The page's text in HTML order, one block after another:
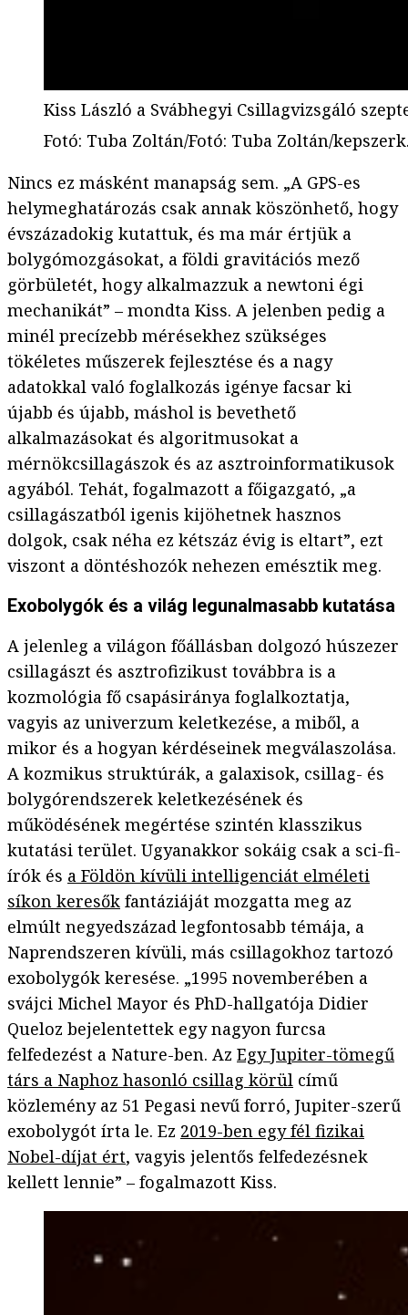
Kiss László a Svábhegyi Csillagvizsgáló
Fotó: Tuba Zoltán/Fotó: Tuba Zoltán/
Nincs ez másként manapság sem. „A GPS-es
helymeghatározás csak annak köszönhető, hogy
évszázadokig kutattuk, és ma már értjük a
bolygómozgásokat, a földi gravitációs mező
görbületét, hogy alkalmazzuk a newtoni égi
mechanikát” – mondta Kiss. A jelenben pedig a
minél precízebb mérésekhez szükséges
tökéletes műszerek fejlesztése és a nagy
adatokkal való foglalkozás igénye facsar ki
újabb és újabb, máshol is bevethető
alkalmazásokat és algoritmusokat a
mérnökcsillagászok és az asztroinformatikusok
agyából. Tehát, fogalmazott a főigazgató, „a
csillagászatból igenis kijöhetnek hasznos
dolgok, csak néha ez kétszáz évig is eltart”, ezt
viszont a döntéshozók nehezen emésztik meg.
Exobolygók és a világ legunalmasabb kutatása
A jelenleg a világon főállásban dolgozó húszezer
csillagászt és asztrofizikust továbbra is a
kozmológia fő csapásiránya foglalkoztatja,
vagyis az univerzum keletkezése, a miből, a
mikor és a hogyan kérdéseinek megválaszolása.
A kozmikus struktúrák, a galaxisok, csillag- és
bolygórendszerek keletkezésének és
működésének megértése szintén klasszikus
kutatási terület. Ugyanakkor sokáig csak a sci-fi-
írók és a Földön kívüli intelligenciát elméleti
síkon keresők fantáziáját mozgatta meg az
elmúlt negyedszázad legfontosabb témája, a
Naprendszeren kívüli, más csillagokhoz tartozó
exobolygók keresése. „1995 novemberében a
svájci Michel Mayor és PhD-hallgatója Didier
Queloz bejelentettek egy nagyon furcsa
felfedezést a Nature-ben. Az Egy Jupiter-tömegű
társ a Naphoz hasonló csillag körül című
közlemény az 51 Pegasi nevű forró, Jupiter-szerű
exobolygót írta le. Ez 2019-ben egy fél fizikai
Nobel-díjat ért, vagyis jelentős felfedezésnek
kellett lennie” – fogalmazott Kiss.